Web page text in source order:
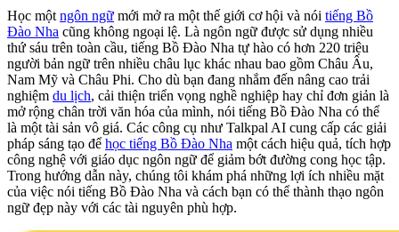
Học một ngôn ngữ mới mở ra một thế giới cơ hội và nói tiếng Bồ
Đào Nha cũng không ngoại lệ. Là ngôn ngữ được sử dụng nhiều
thứ sáu trên toàn cầu, tiếng Bồ Đào Nha tự hào có hơn 220 triệu
người bản ngữ trên nhiều châu lục khác nhau bao gồm Châu Âu,
Nam Mỹ và Châu Phi. Cho dù bạn đang nhắm đến nâng cao trải
nghiệm du lịch, cải thiện triển vọng nghề nghiệp hay chỉ đơn giản là
mở rộng chân trời văn hóa của mình, nói tiếng Bồ Đào Nha có thể
là một tài sản vô giá. Các công cụ như Talkpal AI cung cấp các giải
pháp sáng tạo để học tiếng Bồ Đào Nha một cách hiệu quả, tích hợp
công nghệ với giáo dục ngôn ngữ để giảm bớt đường cong học tập.
Trong hướng dẫn này, chúng tôi khám phá những lợi ích nhiều mặt
của việc nói tiếng Bồ Đào Nha và cách bạn có thể thành thạo ngôn
ngữ đẹp này với các tài nguyên phù hợp.